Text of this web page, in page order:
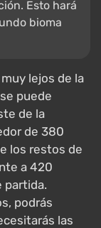
Esto hará
bioma
lejos de la
puede
de la
de 380
los restos de
a 420
partida.
podrás
las